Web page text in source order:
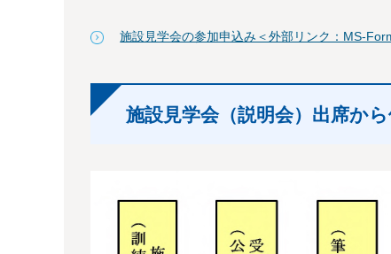
施設見学会の参加申込み＜外部リンク：MS-
施設見学会（説明会）出席か